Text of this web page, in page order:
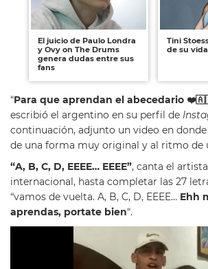
El juicio de Paulo Londra
y Ovy on The Drums
genera dudas entre sus
fans
Tini
de su
“Para que aprendan el abecedario
escribió el argentino en su perfil de
continuación, adjunto un video en donde
de una forma muy original y al ritmo de
“A, B, C, D, EEEE… EEEE”, canta el
internacional, hasta completar las 27
“vamos de vuelta. A, B, C, D, EEEE… Ehh
aprendas, portate bien“.